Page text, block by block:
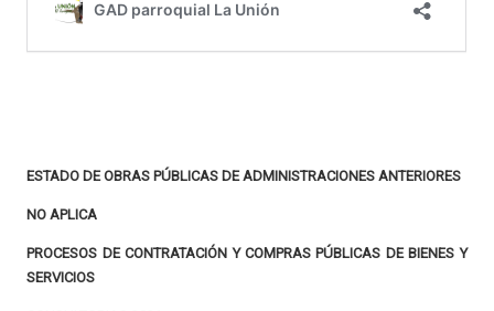
ESTADO DE OBRAS PÚBLICAS DE ADMINISTRACIONES ANTERIORES
NO APLICA
PROCESOS DE CONTRATACIÓN Y COMPRAS PÚBLICAS DE BIENES Y
SERVICIOS